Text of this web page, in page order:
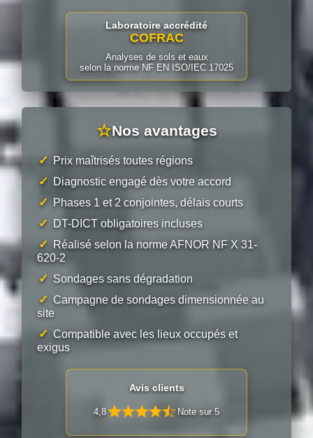
Laboratoire accrédité
COFRAC
Analyses de sols et eaux
selon la norme NF EN ISO/IEC 17025
☆Nos avantages
✓ Prix maîtrisés toutes régions
✓ Diagnostic engagé dès votre accord
✓ Phases 1 et 2 conjointes, délais courts
✓ DT-DICT obligatoires incluses
✓
Réalisé selon la norme AFNOR NF X 31-
620-2
✓ Sondages sans dégradation
✓ Campagne de sondages dimensionnée au
site
✓ Compatible avec les lieux occupés et
exigus
Avis clients
4,8 Note sur 5